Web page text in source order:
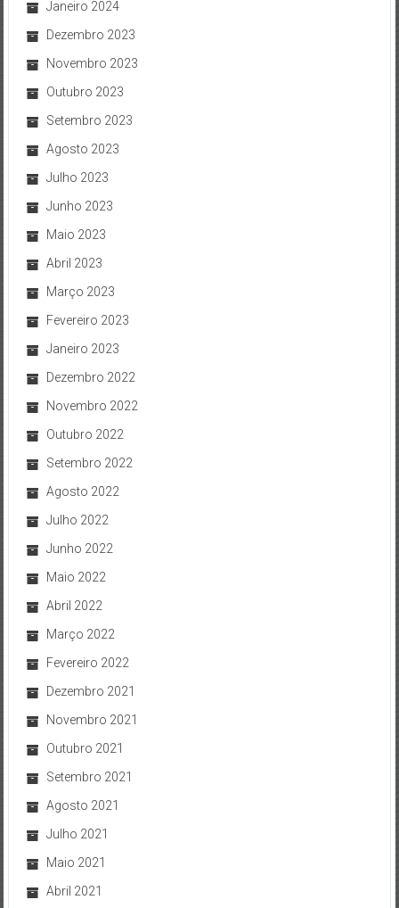
Janeiro 2024
Dezembro 2023
Novembro 2023
Outubro 2023
Setembro 2023
Agosto 2023
Julho 2023
Junho 2023
Maio 2023
Abril 2023
Março 2023
Fevereiro 2023
Janeiro 2023
Dezembro 2022
Novembro 2022
Outubro 2022
Setembro 2022
Agosto 2022
Julho 2022
Junho 2022
Maio 2022
Abril 2022
Março 2022
Fevereiro 2022
Dezembro 2021
Novembro 2021
Outubro 2021
Setembro 2021
Agosto 2021
Julho 2021
Maio 2021
Abril 2021